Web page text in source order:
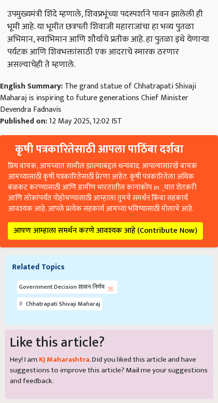
उपमुख्यमंत्रीशिंदेम्हणाले,शिवप्रभूंच्यापदस्पर्शानेपावनझालेलीही
भूमीआहे.याभूमीतछत्रपतीशिवाजीमहाराजांचाहाभव्यपुतळा
अभिमान,स्वाभिमानआणिशौर्याचेप्रतीकआहे.हापुतळाइथेयेणाऱ्या
पर्यटकआणिशिवभक्तांसाठीएकआदराचेस्मारकठरणार
असल्याचेहीतेम्हणाले.
English Summary:The grand statue of Chhatrapati Shivaji
Maharaj is inspiring to future generations Chief Minister
Devendra Fadnavis
Published on:12 May 2025, 12:02 IST
कृषी पत्रकारितेसाठी आपला पाठिंबा दर्शवा
प्रिय वाचक, आमच्यात सामील झाल्याबद्दल धन्यवाद. आपल्यासारखे वाचक
आमच्यासाठी कृषी पत्रकारितेसाठी प्रेरणा आहेत. कृषी पत्रकारितेला अधिक
बळकट करण्यासाठी आणि ग्रामीण भारतातील कानाकोप in्यात शेतकरी
आणि लोकांपर्यंत पोहोचण्यासाठी आम्हाला तुमचे समर्थन किंवा सहकार्य
आवश्यक आहे. आपले प्रत्येक सहकार्य आमच्या भविष्यासाठी मोलाचे आहे.
आपण आम्हाला समर्थन करणे आवश्यक आहे (Contribute Now)
Related Topics
Government Decision शासन निर्णय
Chhatrapati Shivaji Maharaj
Like this article?
Hey! I am KJ Maharashtra. Did you liked this article and have
suggestions to improve this article?Mailme your suggestions
and feedback.